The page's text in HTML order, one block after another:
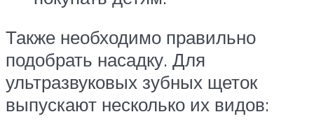
Также необходимо правильно
подобрать насадку. Для
ультразвуковых зубных щеток
выпускают несколько их видов: